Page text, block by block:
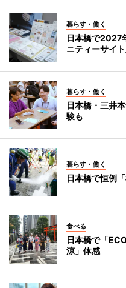
暮らす・働く
日本橋で2027
ニティーサイ
暮らす・働く
日本橋・三井
験も
暮らす・働く
日本橋で恒例
食べる
日本橋で「
涼」体感